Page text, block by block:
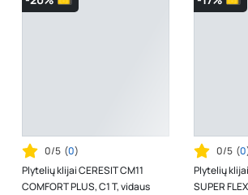
0/5 (0)
Plytelių klijai CERESIT CM11
COMFORT PLUS, C1 T, vidaus
0/5 (0
Plytelių klijai
SUPER